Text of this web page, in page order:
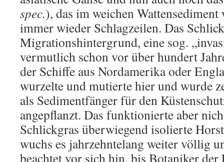
spec.), das im weichen Wattensediment
immer wieder Schlagzeilen. Das
Migrationshintergrund, eine sog.
vermutlich schon vor über hundert
der Schiffe aus Nordamerika oder
wurzelte und mutierte hier und wurde
als Sedimentfänger für den
angepflanzt. Das funktionierte aber
Schlickgras überwiegend isolierte
wuchs es jahrzehntelang weiter völlig
beachtet vor sich hin, bis Botaniker